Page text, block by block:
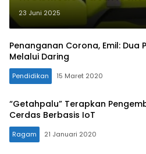
Indonesia!
23 Juni 2025
Penanganan Corona, Emil: Dua
Melalui Daring
Pendidikan 15 Maret 2020
“Getahpalu” Terapkan
Cerdas Berbasis IoT
Ragam 21 Januari 2020